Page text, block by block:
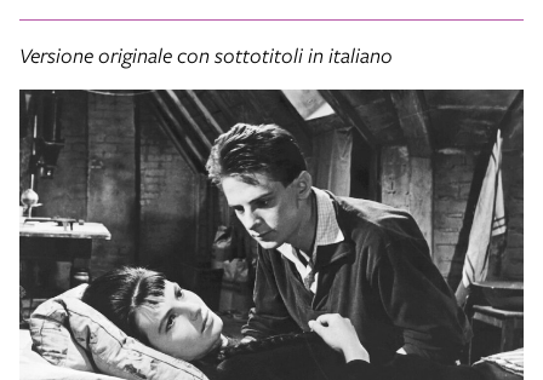
Versione originale con sottotitoli in italiano